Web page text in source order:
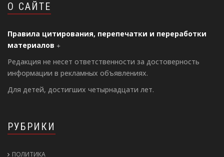
О САЙТЕ
Правила цитирования, перепечатки и переработки
материалов
Редакция не несет ответственности за достоверность
информации в рекламных объявлениях.
Для детей, достигших четырнадцати лет.
РУБРИКИ
ПОЛИТИКА